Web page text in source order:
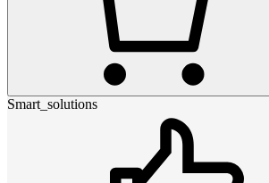
Smart_solutions